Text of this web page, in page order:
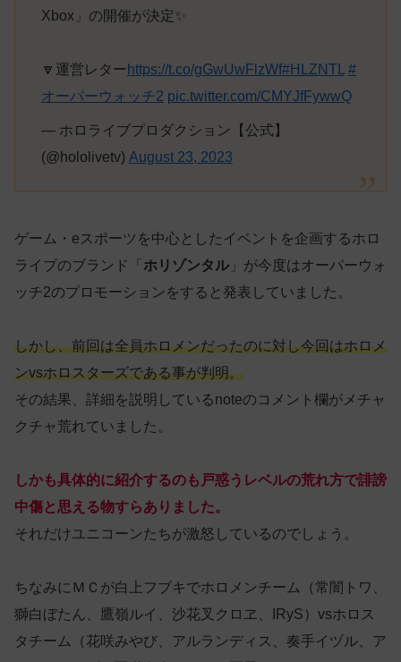
Xbox」の開催が決定✨
🔽運営レター https://t.co/gGwUwFlzWf#HLZNTL
#
オーバーウォッチ2 pic.twitter.com/CMYJfFywwQ
— ホロライブプロダクション【公式】
(@hololivetv) August 23, 2023
ゲーム・eスポーツを中心としたイベントを企画するホロ
ライブのブランド「 ホリゾンタル」が今度はオーバーウォ
ッチ2のプロモーションをすると発表していました。
しかし、前回は全員ホロメンだったのに対し今回はホロメ
ンvsホロスターズである事が判明。
その結果、詳細を説明しているnoteのコメント欄がメチャ
クチャ荒れていました。
しかも具体的に紹介するのも戸惑うレベルの荒れ方で誹謗
中傷と思える物すらありました。
それだけユニコーンたちが激怒しているのでしょう。
ちなみにＭＣが白上フブキでホロメンチーム（常闇トワ、
獅白ぼたん、鷹嶺ルイ、沙花叉クロヱ、IRyS）vsホロス
タチーム（花咲みやび、アルランディス、奏手イヅル、ア